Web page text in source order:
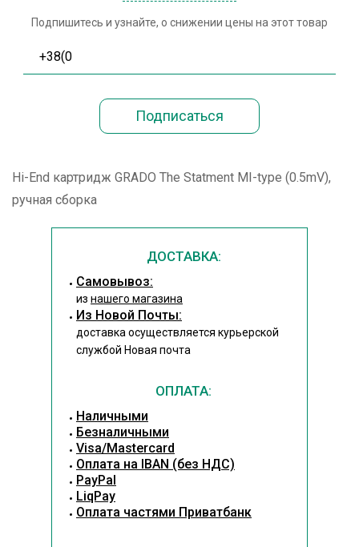
Подпишитесь и узнайте, о снижении цены на этот товар
Hi-End картридж GRADO The Statment MI-type (0.5mV),
ручная сборка
ДОСТАВКА:
Cамовывоз:
из нашего магазина
Из Новой Почты:
доставка осуществляется курьерской
службой Новая почта
ОПЛАТА:
Наличными
Безналичными
Visa/Mastercard
Оплата на IBAN (без НДС)
PayPal
LiqPay
Оплата частями Приватбанк